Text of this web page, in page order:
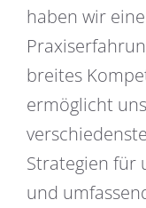
haben wir
breites
ermöglicht
Strategien für
und